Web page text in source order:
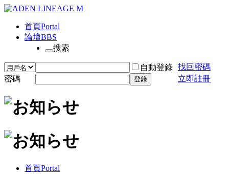
首頁Portal
論壇BBS
搜索
自動登錄 找回密碼
密碼
登錄 立即註冊
首頁Portal